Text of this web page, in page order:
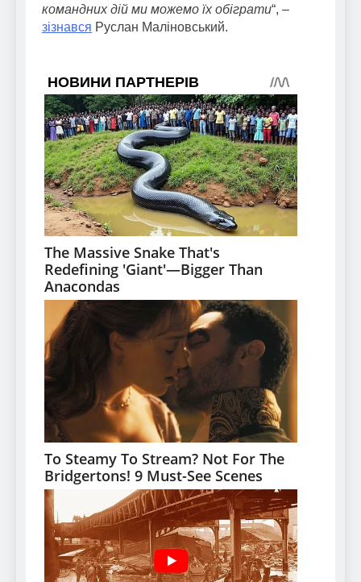
командних дій ми можемо їх обіграти“, –
зізнався Руслан Маліновський.